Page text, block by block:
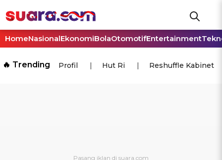
HomeNasionalEkonomiBolaOtomotifEntertainment
🔥 Trending Profil Hut Ri Reshuffle Kabinet